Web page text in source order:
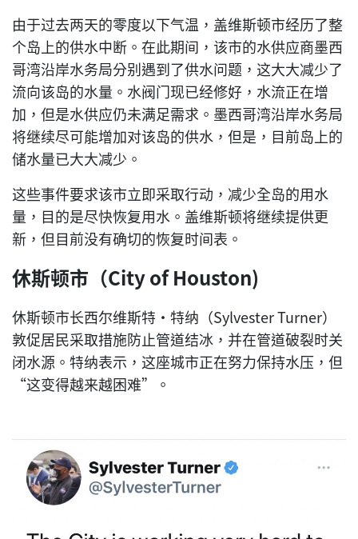
由于过去两天的零度以下气温，盖维斯顿市经历了整
个岛上的供水中断。在此期间，该市的水供应商墨西
哥湾沿岸水务局分别遇到了供水问题，这大大减少了
流向该岛的水量。水阀门现已经修好，水流正在增
加，但是水供应仍未满足需求。墨西哥湾沿岸水务局
将继续尽可能增加对该岛的供水，但是，目前岛上的
储水量已大大减少。
这些事件要求该市立即采取行动，减少全岛的用水
量，目的是尽快恢复用水。盖维斯顿将继续提供更
新，但目前没有确切的恢复时间表。
休斯顿市（City of Houston)
休斯顿市长西尔维斯特·特纳（Sylvester Turner）
敦促居民采取措施防止管道结冰，并在管道破裂时关
闭水源。特纳表示，这座城市正在努力保持水压，但
“这变得越来越困难”。